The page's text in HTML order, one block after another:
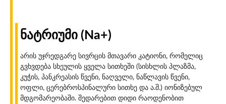
ნატრიუმი (Na+)
არის უჯრედგარე სივრცის მთავარი კატიონი, რომელიც
გვხვდება სხეულის ყველა სითხეში (სისხლის პლაზმა,
კუჭის, პანკრეასის წვენი, ნაღველი, ნაწლავის წვენი,
ოფლი, ცერებროსპინალური სითხე და ა.შ.) იონიზებულ
მდგომარეობაში. შედარებით დიდი რაოდენობით